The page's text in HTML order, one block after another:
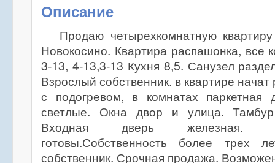
Описание
Продаю четырехкомнатную
Новокосино. Квартира распашонка, все
3-13, 4-13,3-13 Кухня 8,5. Санузел
Взрослый собственник. в квартире
с подогревом, в комнатах паркетная
светлые. Окна двор и улица.
Входная дверь железная.
готовы.Собственность более трех
собственник. Срочная продажа.